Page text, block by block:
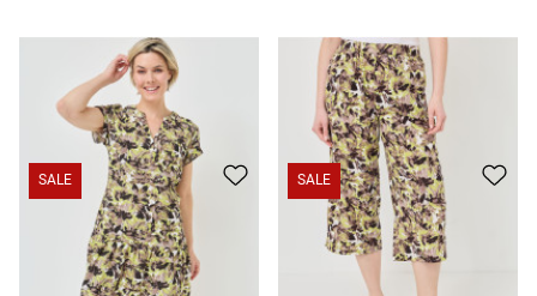
45.95 CHF 29.95 CHF Culotte légère en lin-viscose 39.95 CHF 19.95 CHF
SALE SALE